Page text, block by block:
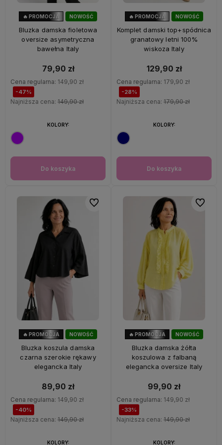
NOWOŚĆ
🔥 PROMOCJA
Bluzka damska fioletowa
oversize asymetryczna
bawełna Italy
79,90 zł
Cena regularna: 149,90 zł
-47%
Najniższa cena: 149,90 zł
Do koszyka
KOLORY:
NOWOŚĆ
🔥 PROMOCJA
Komplet damski top+spódnica
granatowy letni 100%
wiskoza Italy
129,90 zł
Cena regularna: 179,90 zł
-28%
Najniższa cena: 179,90 zł
Do koszyka
KOLORY:
NOWOŚĆ
🔥 PROMOCJA
Bluzka koszula damska
czarna szerokie rękawy
elegancka Italy
89,90 zł
Cena regularna: 149,90 zł
-40%
Najniższa cena: 149,90 zł
KOLORY:
Do ulubionych
NOWOŚĆ
OKAZJA
🔥 PROMOCJA
Bluzka damska żółta
koszulowa z falbaną
elegancka oversize Italy
99,90 zł
Cena regularna: 149,90 zł
-33%
Najniższa cena: 149,90 zł
KOLORY:
Do